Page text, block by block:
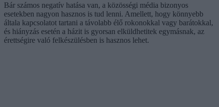
Bár számos negatív hatása van, a közösségi média bizonyos
esetekben nagyon hasznos is tud lenni. Amellett, hogy könnyebb
általa kapcsolatot tartani a távolabb élő rokonokkal vagy barátokkal,
és hiányzás esetén a házit is gyorsan elküldhetitek egymásnak, az
érettségire való felkészülésben is hasznos lehet.